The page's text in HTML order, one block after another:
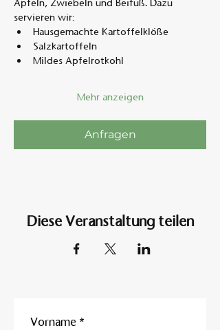
Äpfeln, Zwiebeln und Beifuß. Dazu
servieren wir:
Hausgemachte Kartoffelklöße
Salzkartoffeln
Mildes Apfelrotkohl
Mehr anzeigen
Anfragen
Diese Veranstaltung teilen
Vorname *